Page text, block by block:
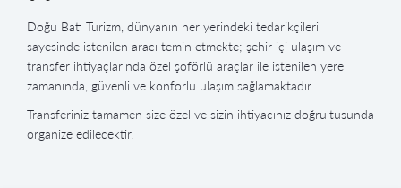
Doğu Batı Turizm, dünyanın her yerindeki tedarikçileri
sayesinde istenilen aracı temin etmekte; şehir içi ulaşım ve
transfer ihtiyaçlarında özel şoförlü araçlar ile istenilen yere
zamanında, güvenli ve konforlu ulaşım sağlamaktadır.
Transferiniz tamamen size özel ve sizin ihtiyacınız doğrultusunda
organize edilecektir.